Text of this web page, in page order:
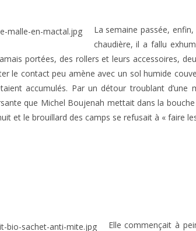
La semaine passée,
chaudière, il a fallu
portées, des rollers et leurs accessoires,
le contact peu amène avec un sol humide
accumulés. Par un détour troublant
que Michel Boujenah mettait dans la
et le brouillard des camps se refusait à « faire
Elle commençait à